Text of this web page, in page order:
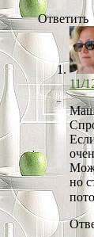
Ответить
11/
но